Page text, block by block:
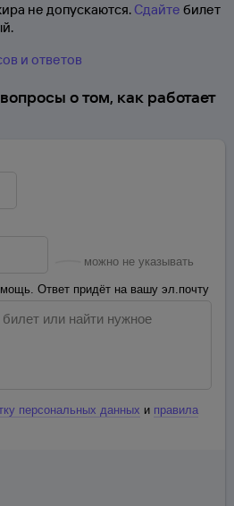
не допускаются. Сдайте билет
и ответов
о том, как работает
можно не указывать
Ответ придёт на вашу эл.почту
персональных данных и правила